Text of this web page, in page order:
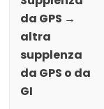
da GPS →
altra
supplenza
da GPS o da
GI